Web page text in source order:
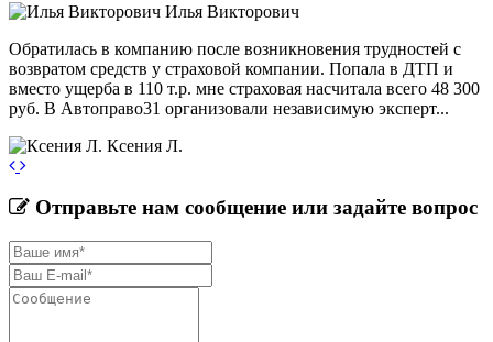
Илья Викторович
Обратилась в компанию после возникновения трудностей с
возвратом средств у страховой компании. Попала в ДТП и
вместо ущерба в 110 т.р. мне страховая насчитала всего 48 300
руб. В Автоправо31 организовали независимую эксперт...
Ксения Л.
Отправьте нам сообщение или задайте вопрос